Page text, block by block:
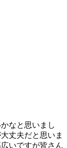
なと思いまし
丈夫だと思いま
いですが皆さん